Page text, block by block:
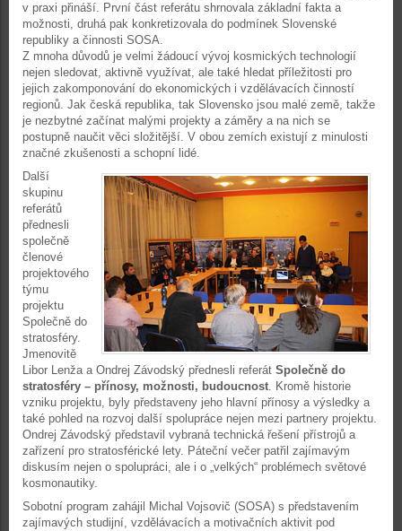
v praxi přináší. První část referátu shrnovala základní fakta a
možnosti, druhá pak konkretizovala do podmínek Slovenské
republiky a činnosti SOSA.
Z mnoha důvodů je velmi žádoucí vývoj kosmických technologií
nejen sledovat, aktivně využívat, ale také hledat příležitosti pro
jejich zakomponování do ekonomických i vzdělávacích činností
regionů. Jak česká republika, tak Slovensko jsou malé země, takže
je nezbytné začínat malými projekty a záměry a na nich se
postupně naučit věci složitější. V obou zemích existují z minulosti
značné zkušenosti a schopní lidé.
Další
skupinu
referátů
přednesli
společně
členové
projektového
týmu
projektu
Společně do
stratosféry.
Jmenovitě
Libor Lenža a Ondrej Závodský přednesli referát Společně do
stratosféry – přínosy, možnosti, budoucnost. Kromě historie
vzniku projektu, byly představeny jeho hlavní přínosy a výsledky a
také pohled na rozvoj další spolupráce nejen mezi partnery projektu.
Ondrej Závodský představil vybraná technická řešení přístrojů a
zařízení pro stratosférické lety. Páteční večer patřil zajímavým
diskusím nejen o spolupráci, ale i o „velkých“ problémech světové
kosmonautiky.
Sobotní program zahájil Michal Vojsovič (SOSA) s představením
zajímavých studijní, vzdělávacích a motivačních aktivit pod